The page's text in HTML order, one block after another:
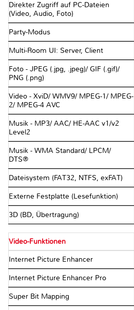
Direkter Zugriff auf PC-Dateien
(Video, Audio, Foto)
Party-Modus
Multi-Room UI: Server, Client
Foto - JPEG (.jpg, .jpeg)/ GIF (.gif)/
PNG (.png)
Video - XviD/ WMV9/ MPEG-1/ MPEG-
2/ MPEG-4 AVC
Musik - MP3/ AAC/ HE-AAC v1/v2
Level2
Musik - WMA Standard/ LPCM/
DTS®
Dateisystem (FAT32, NTFS, exFAT)
Externe Festplatte (Lesefunktion)
3D (BD, Übertragung)
Video-Funktionen
Internet Picture Enhancer
Internet Picture Enhancer Pro
Super Bit Mapping